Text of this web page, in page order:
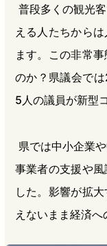
普段多くの観光
える人たちから
ます。この非常
のか？県議会で
5人の議員が新型
県では中小企業
事業者の支援や
した。影響が拡
えないまま経済へ